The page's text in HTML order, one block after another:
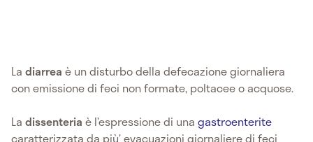
La diarrea è un disturbo della defecazione giornaliera
con emissione di feci non formate, poltacee o acquose.
La dissenteria è l’espressione di una gastroenterite
caratterizzata da più’ evacuazioni giornaliere di feci